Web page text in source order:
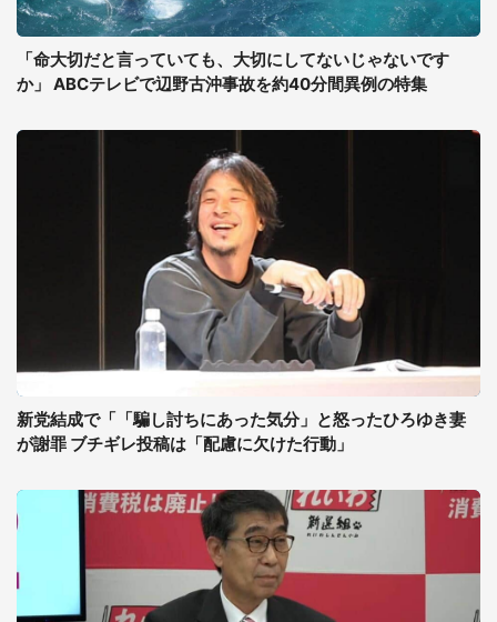
「命大切だと言っていても、大切にしてないじゃないです
か」 ABCテレビで辺野古沖事故を約40分間異例の特集
新党結成で「「騙し討ちにあった気分」と怒ったひろゆき妻
が謝罪 ブチギレ投稿は「配慮に欠けた行動」